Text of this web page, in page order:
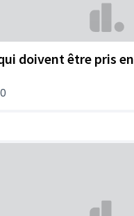
doivent être pris en
0